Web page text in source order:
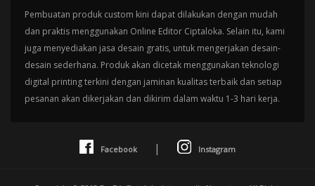
Pembuatan produk custom kini dapat dilakukan dengan mudah
dan praktis menggunakan Online Editor Ciptaloka. Selain itu, kami
juga menyediakan jasa desain gratis, untuk mengerjakan desain-
desain sederhana. Produk akan dicetak menggunakan teknologi
digital printing terkini dengan jaminan kualitas terbaik dan setiap
pesanan akan dikerjakan dan dikirim dalam waktu 1-3 hari kerja.
Facebook | Instagram